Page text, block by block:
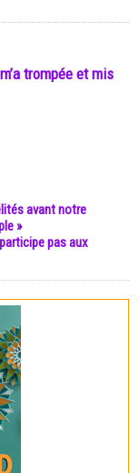
trompée et mis
avant notre
»
pas aux